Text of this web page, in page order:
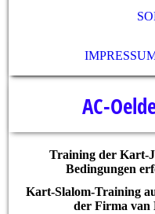
AC-
Training der Kart-
Bedingungen
Kart-Slalom-Training
der Firma van